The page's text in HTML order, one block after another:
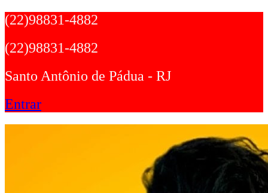
Ir
para
conteúdo
(22)98831-4882
(22)98831-4882
Santo Antônio de Pádua - RJ
Entrar